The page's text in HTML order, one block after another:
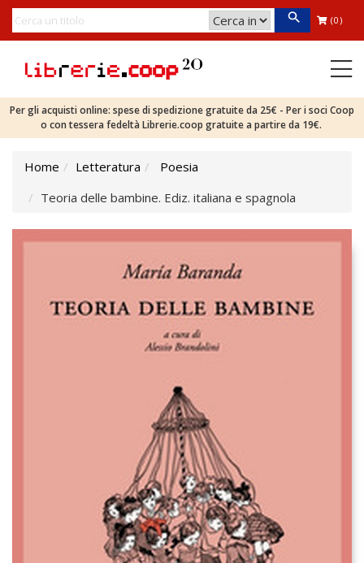
(0)
Per gli acquisti online: spese di spedizione gratuite da 25€ - Per i soci Coop
o con tessera fedeltà Librerie.coop gratuite a partire da 19€.
Home Letteratura
Poesia
Teoria delle bambine. Ediz. italiana e spagnola